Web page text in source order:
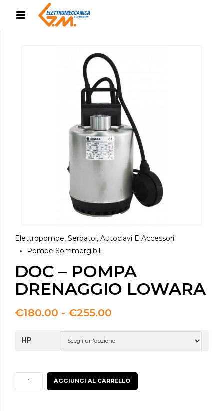
Elettropompe, Serbatoi, Autoclavi E Accessori
Pompe Sommergibili
DOC – POMPA
DRENAGGIO LOWARA
€180.00 - €255.00
prezzo:
da
€180.00
€255.00
HP
DOC
-
AGGIUNGI AL CARRELLO